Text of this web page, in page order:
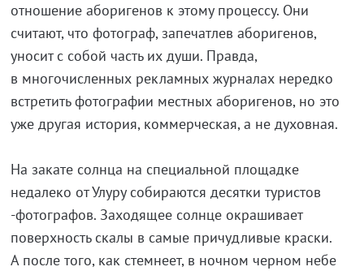
отношение аборигенов к этому процессу. Они
считают, что фотограф, запечатлев аборигенов,
уносит с собой часть их души. Правда,
в многочисленных рекламных журналах нередко
встретить фотографии местных аборигенов, но это
уже другая история, коммерческая, а не духовная.
На закате солнца на специальной площадке
недалеко от Улуру собираются десятки туристов
-фотографов. Заходящее солнце окрашивает
поверхность скалы в самые причудливые краски.
А после того, как стемнеет, в ночном черном небе